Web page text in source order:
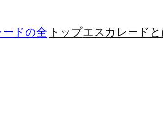
ドの全 トップエスカレードと